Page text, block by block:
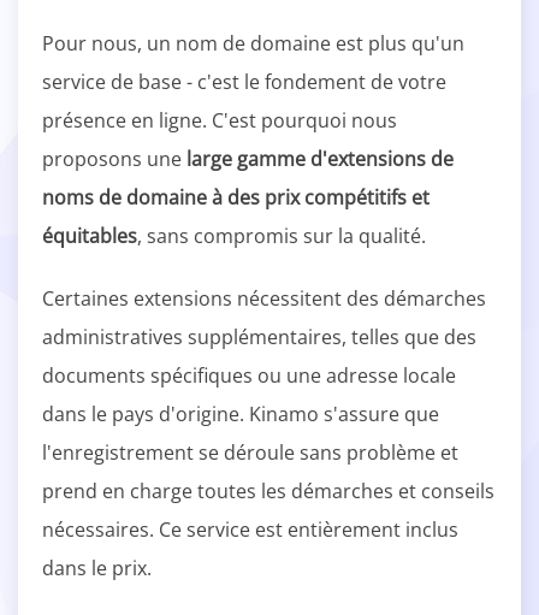
Pour nous, un nom de domaine est plus qu'un
service de base - c'est le fondement de votre
présence en ligne. C'est pourquoi nous
proposons une large gamme d'extensions de
noms de domaine à des prix compétitifs et
équitables, sans compromis sur la qualité.
Certaines extensions nécessitent des démarches
administratives supplémentaires, telles que des
documents spécifiques ou une adresse locale
dans le pays d'origine. Kinamo s'assure que
l'enregistrement se déroule sans problème et
prend en charge toutes les démarches et conseils
nécessaires. Ce service est entièrement inclus
dans le prix.